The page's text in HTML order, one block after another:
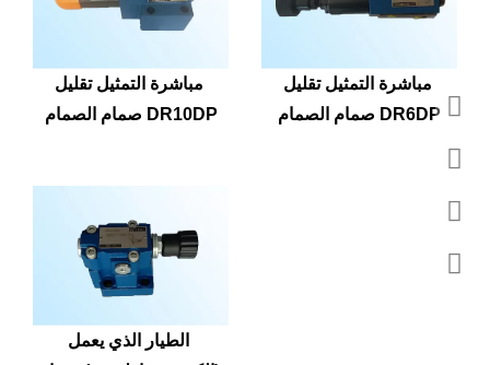
مباشرة التمثيل تقليل
صمام الصمام DR10DP
مباشرة التمثيل تقليل
صمام الصمام DR6DP
الطيار الذي يعمل